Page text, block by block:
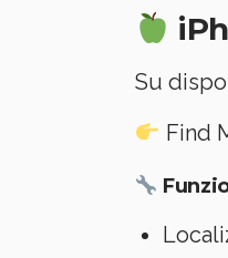
Su
Find